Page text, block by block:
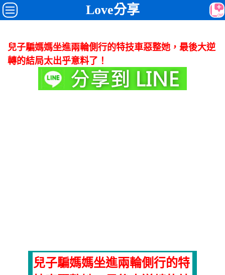
Love分享
兒子騙媽媽坐進兩輪側行的特技車惡整她，最後大逆
轉的結局太出乎意料了！
兒子騙媽媽坐進兩輪側行的特